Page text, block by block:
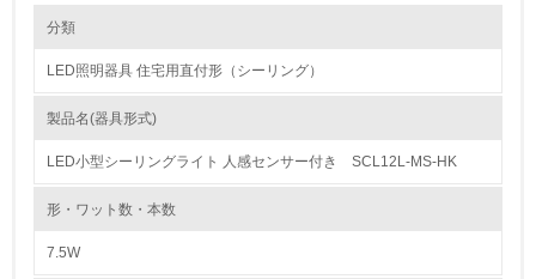
1.環境取り組み体制
分類
LED照明器具 住宅用直付形（シーリング）
製品名(器具形式)
LED小型シーリングライト 人感センサー付き SCL12L-MS-HK
形・ワット数・本数
7.5W